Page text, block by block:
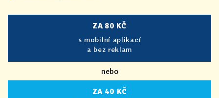
ZA 80 KČ
s mobilní aplikací
a bez reklam
nebo
ZA 40 KČ